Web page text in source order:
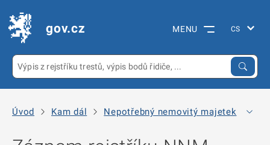
gov.cz MENU
Úvod Kam dál Nepotřebný nemovitý majetek